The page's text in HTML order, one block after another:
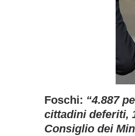
Foschi: “4.887
cittadini deferiti,
Consiglio dei